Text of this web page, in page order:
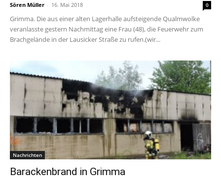
Sören Müller - 16. Mai 2018 0
Grimma. Die aus einer alten Lagerhalle aufsteigende Qualmwolke
veranlasste gestern Nachmittag eine Frau (48), die Feuerwehr zum
Brachgelände in der Lausicker Straße zu rufen.(wir...
Nachrichten
Barackenbrand in Grimma